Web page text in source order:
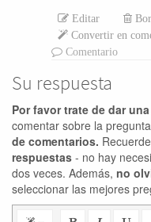
Editar
Convertir en
Comentario
Su respuesta
Por favor trate de dar
comentar sobre la
de comentarios.
respuestas - no hay
dos veces. Además, no
seleccionar las mejores